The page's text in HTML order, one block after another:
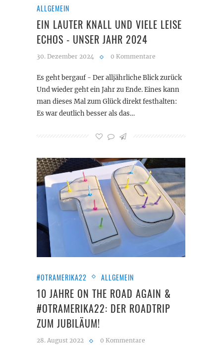
ALLGEMEIN
EIN LAUTER KNALL UND VIELE LEISE
ECHOS - UNSER JAHR 2024
30. Dezember 2024 0 Kommentare
Es geht bergauf - Der alljährliche Blick zurück
Und wieder geht ein Jahr zu Ende. Eines kann
man dieses Mal zum Glück direkt festhalten:
Es war deutlich besser als das…
#OTRAMERIKA22 ALLGEMEIN
10 JAHRE ON THE ROAD AGAIN &
#OTRAMERIKA22: DER ROADTRIP
ZUM JUBILÄUM!
28. August 2022 0 Kommentare